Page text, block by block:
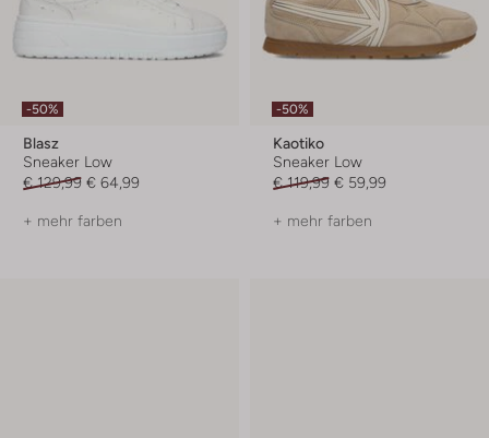
-50%
Blasz
Sneaker Low
€ 129,99 € 64,99
+ mehr farben
-50%
Kaotiko
Sneaker Low
€ 119,99 € 59,99
+ mehr farben